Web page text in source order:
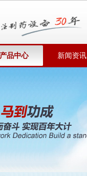
品中心 新闻资讯